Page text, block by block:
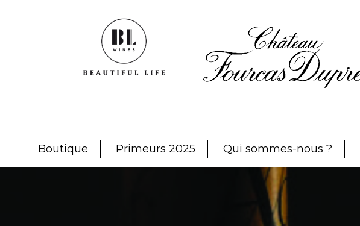
Boutique Primeurs 2025 Qui sommes-nous ?